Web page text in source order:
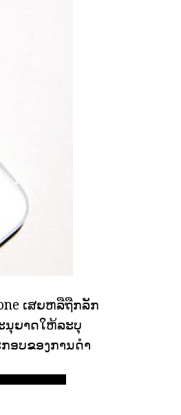
ເສຍຫລືຖືກລັກ
ນຸຍາດໃຫ້ລະບຸ
ອບຂອງການດໍາ